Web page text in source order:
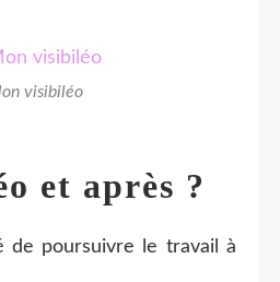
visibiléo
et après ?
de poursuivre le travail à